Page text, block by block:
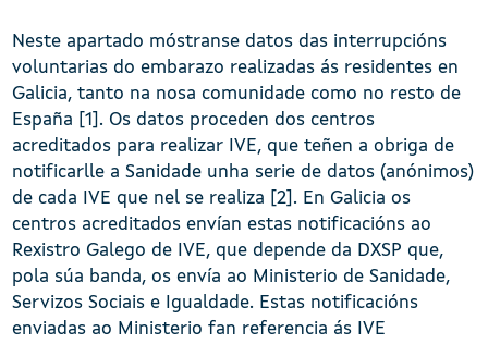
Neste apartado móstranse datos das interrupcións
voluntarias do embarazo realizadas ás residentes en
Galicia, tanto na nosa comunidade como no resto de
España [1]. Os datos proceden dos centros
acreditados para realizar IVE, que teñen a obriga de
notificarlle a Sanidade unha serie de datos (anónimos)
de cada IVE que nel se realiza [2]. En Galicia os
centros acreditados envían estas notificacións ao
Rexistro Galego de IVE, que depende da DXSP que,
pola súa banda, os envía ao Ministerio de Sanidade,
Servizos Sociais e Igualdade. Estas notificacións
enviadas ao Ministerio fan referencia ás IVE